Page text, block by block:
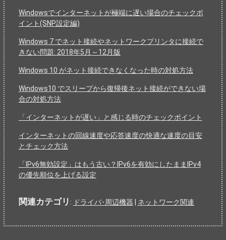
Windowsでインターネットが極端に遅い場合のチェックポ
イント(SNP設定編)
Windows 7 でネット接続やネットワークプリンタに接続で
きない問題: 2018年5月～12月版
Windows 10 がネット接続できなくなった時の対処方法
Windows10 でスリープから復帰後ネット接続ができない場
合の対処方法
「インターネットが遅い」と感じる時のチェックポイント
インターネットの回線速度や応答速度の快適な速度の目安
とチェック方法
「IPv6無効設定」はもう古い？IPv6を有効にしたままIPv4
の優先順位を上げる設定
関連カテゴリ : ドライバ･周辺機器 ネットワーク関連